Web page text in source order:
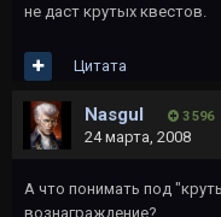
не даст крутых квестов.
Цитата
Nasgul 3 596
24 марта, 2008
А что понимать под
вознаграждение?